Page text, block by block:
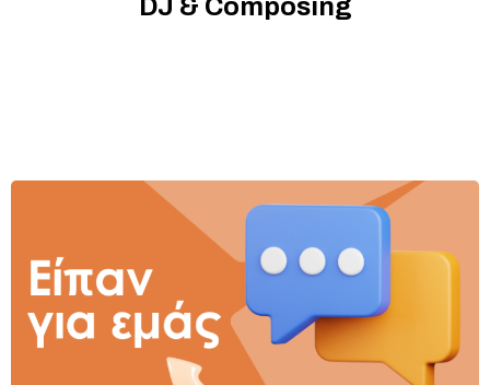
DJ & Composing